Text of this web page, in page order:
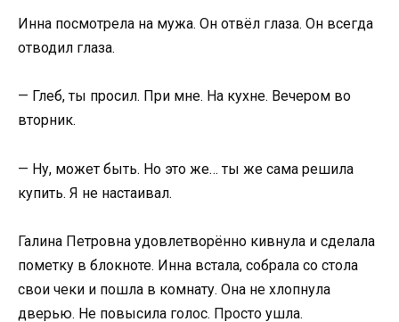
Инна посмотрела на мужа. Он отвёл глаза. Он всегда
отводил глаза.
— Глеб, ты просил. При мне. На кухне. Вечером во
вторник.
— Ну, может быть. Но это же… ты же сама решила
купить. Я не настаивал.
Галина Петровна удовлетворённо кивнула и сделала
пометку в блокноте. Инна встала, собрала со стола
свои чеки и пошла в комнату. Она не хлопнула
дверью. Не повысила голос. Просто ушла.